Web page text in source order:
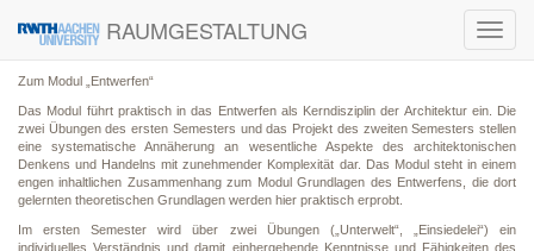
RAUMGESTALTUNG
Zum Modul „Entwerfen“
Das Modul führt praktisch in das Entwerfen als Kerndisziplin der Architektur ein. Die
zwei Übungen des ersten Semesters und das Projekt des zweiten Semesters stellen
eine systematische Annäherung an wesentliche Aspekte des architektonischen
Denkens und Handelns mit zunehmender Komplexität dar. Das Modul steht in einem
engen inhaltlichen Zusammenhang zum Modul Grundlagen des Entwerfens, die dort
gelernten theoretischen Grundlagen werden hier praktisch erprobt.
Im ersten Semester wird über zwei Übungen („Unterwelt“, „Einsiedelei“) ein
individuelles Verständnis und damit einhergehende Kenntnisse und Fähigkeiten des